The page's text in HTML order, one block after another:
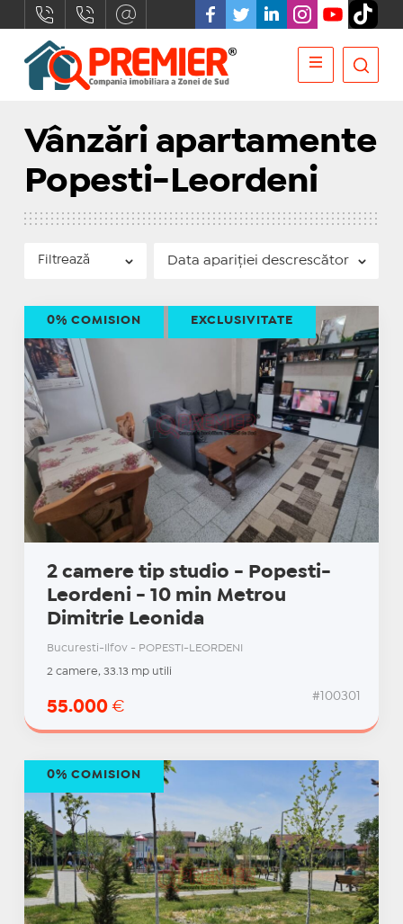
Vânzări apartamente
Popesti-Leordeni
Filtrează
2 camere tip studio - Popesti-
Leordeni - 10 min Metrou
Dimitrie Leonida
Bucuresti-Ilfov - POPESTI-LEORDENI
2 camere, 33.13 mp utili
55.000 €
#100301
0% COMISION EXCLUSIVITATE
0% COMISION